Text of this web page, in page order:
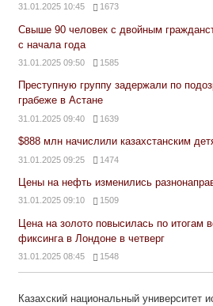
31.01.2025 10:45 1673
Свыше 90 человек с двойным
с начала года
31.01.2025 09:50 1585
Преступную группу задержали по
грабеже в Астане
31.01.2025 09:40 1639
$888 млн начислили казахстанским
31.01.2025 09:25 1474
Цены на нефть изменились
31.01.2025 09:10 1509
Цена на золото повысилась по итогам
фиксинга в Лондоне в четверг
31.01.2025 08:45 1548
Казахский национальный университет